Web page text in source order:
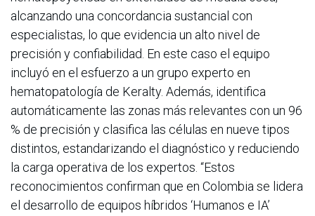
alcanzando una concordancia sustancial con
especialistas, lo que evidencia un alto nivel de
precisión y confiabilidad. En este caso el equipo
incluyó en el esfuerzo a un grupo experto en
hematopatología de Keralty. Además, identifica
automáticamente las zonas más relevantes con un 96
% de precisión y clasifica las células en nueve tipos
distintos, estandarizando el diagnóstico y reduciendo
la carga operativa de los expertos. “Estos
reconocimientos confirman que en Colombia se lidera
el desarrollo de equipos híbridos ‘Humanos e IA’